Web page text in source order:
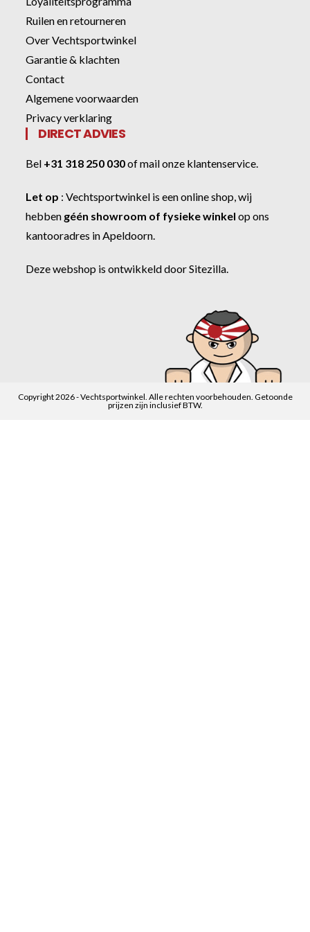
Ruilen en retourneren
Over Vechtsportwinkel
Garantie & klachten
Contact
Algemene voorwaarden
Privacy verklaring
DIRECT ADVIES
Bel +31 318 250 030ofmail onze klantenservice.
Let op :Vechtsportwinkel is een online shop, wij
hebben géén showroom of fysieke winkel op ons
kantooradres in Apeldoorn.
Deze webshop is ontwikkeld doorSitezilla.
Copyright 2026 - Vechtsportwinkel. Alle rechten voorbehouden. Getoonde
prijzen zijn inclusief BTW.